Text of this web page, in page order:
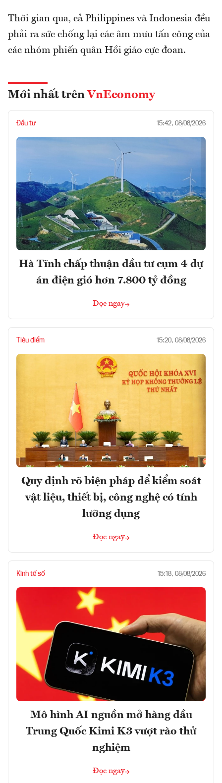
Thời gian qua, cả Philippines và Indonesia đều
phải ra sức chống lại các âm mưu tấn công của
các nhóm phiến quân Hồi giáo cực đoan.
Mới nhất trên VnEconomy
Đầu tư 15:42, 08/08/2026
Hà Tĩnh chấp thuận đầu tư cụm 4 dự
án điện gió hơn 7.800 tỷ đồng
Đọc ngay
Tiêu điểm 15:20, 08/08/2026
Quy định rõ biện pháp để kiểm soát
vật liệu, thiết bị, công nghệ có tính
lưỡng dụng
Đọc ngay
Kinh tế số 15:18, 08/08/2026
Mô hình AI nguồn mở hàng đầu
Trung Quốc Kimi K3 vượt rào thử
nghiệm
Đọc ngay